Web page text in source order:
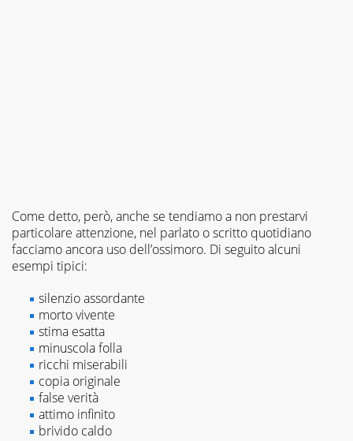
Come detto, però, anche se tendiamo a non prestarvi
particolare attenzione, nel parlato o scritto quotidiano
facciamo ancora uso dell’ossimoro. Di seguito alcuni
esempi tipici:
silenzio assordante
morto vivente
stima esatta
minuscola folla
ricchi miserabili
copia originale
false verità
attimo infinito
brivido caldo